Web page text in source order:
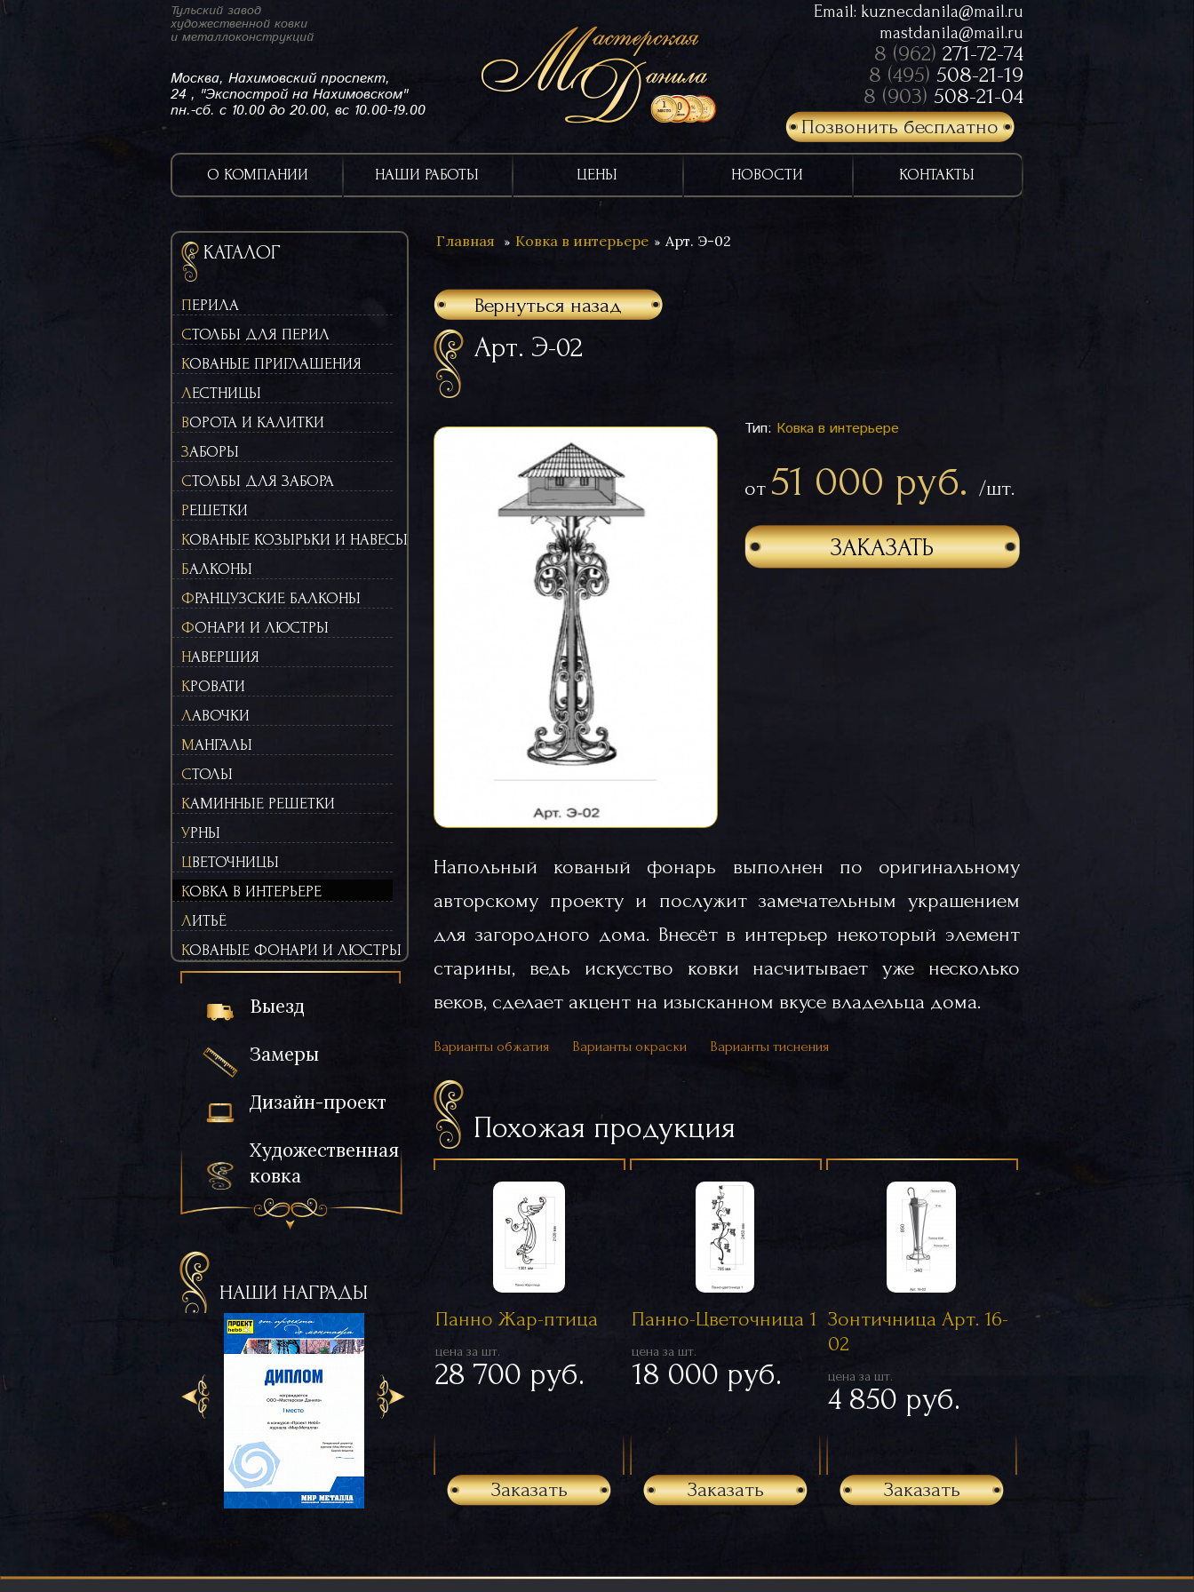
Тульский завод
художественной ковки
и металлоконструкций
Москва, Нахимовский проспект,
24 , "Экспострой на Нахимовском"
пн.-сб. с 10.00 до 20.00, вс 10.00-19.00
Email: kuznecdanila@mail.ru
mastdanila@mail.ru
8 (962) 271-72-74
8 (495) 508-21-19
8 (903) 508-21-04
Позвонить бесплатно
О КОМПАНИИ НАШИ РАБОТЫ ЦЕНЫ НОВОСТИ КОНТАКТЫ
КАТАЛОГ
ПЕРИЛА
СТОЛБЫ ДЛЯ ПЕРИЛ
КОВАНЫЕ ПРИГЛАШЕНИЯ
ЛЕСТНИЦЫ
ВОРОТА И КАЛИТКИ
ЗАБОРЫ
СТОЛБЫ ДЛЯ ЗАБОРА
РЕШЕТКИ
КОВАНЫЕ КОЗЫРЬКИ И НАВЕСЫ
БАЛКОНЫ
ФРАНЦУЗСКИЕ БАЛКОНЫ
ФОНАРИ И ЛЮСТРЫ
НАВЕРШИЯ
КРОВАТИ
ЛАВОЧКИ
МАНГАЛЫ
СТОЛЫ
КАМИННЫЕ РЕШЕТКИ
УРНЫ
ЦВЕТОЧНИЦЫ
КОВКА В ИНТЕРЬЕРЕ
ЛИТЬЁ
КОВАНЫЕ ФОНАРИ И ЛЮСТРЫ
Выезд
Замеры
Дизайн-проект
Художественная
ковка
НАШИ НАГРАДЫ
Главная Ковка в интерьере Арт. Э-02
Вернуться назад
Арт. Э-02
Тип: Ковка в интерьере
от 51 000 руб. /шт.
ЗАКАЗАТЬ
Напольный кованый фонарь выполнен по оригинальному
авторскому проекту и послужит замечательным украшением
для загородного дома. Внесёт в интерьер некоторый элемент
старины, ведь искусство ковки насчитывает уже несколько
веков, сделает акцент на изысканном вкусе владельца дома.
Варианты обжатия Варианты окраски Варианты тиснения
Похожая продукция
Панно Жар-птица
цена за шт.
28 700 руб.
Заказать
Панно-Цветочница 1
цена за шт.
18 000 руб.
Заказать
Зонтичница Арт. 16-
02
цена за шт.
4 850 руб.
Заказать